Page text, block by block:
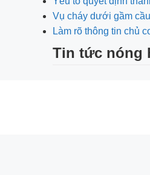
Vụ cháy dưới gầm
Làm rõ thông tin chủ
Tin tức nóng